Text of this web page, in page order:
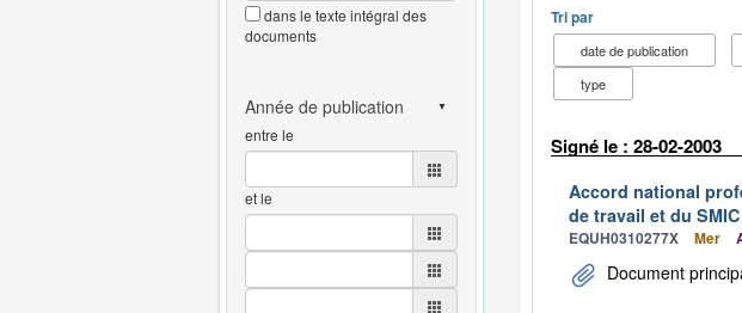
dans le texte intégral des
documents
entre le
et le
Tri par
date de publication
type
Signé le : 28-02-2003
Accord national
de travail et du
EQUH0310277X Mer
Document